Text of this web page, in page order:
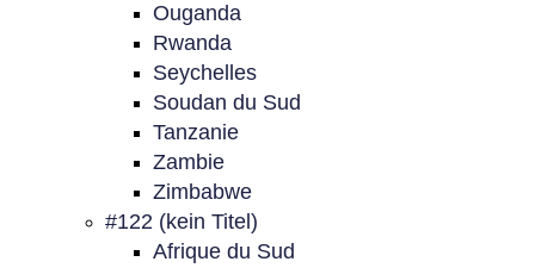
Ouganda
Rwanda
Seychelles
Soudan du Sud
Tanzanie
Zambie
Zimbabwe
#122 (kein Titel)
Afrique du Sud